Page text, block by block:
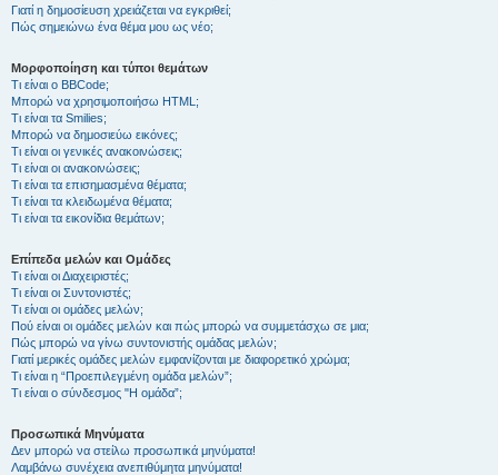
Γιατί η δημοσίευση χρειάζεται να εγκριθεί;
Πώς σημειώνω ένα θέμα μου ως νέο;
Μορφοποίηση και τύποι θεμάτων
Τι είναι ο BBCode;
Μπορώ να χρησιμοποιήσω HTML;
Τι είναι τα Smilies;
Μπορώ να δημοσιεύω εικόνες;
Τι είναι οι γενικές ανακοινώσεις;
Τι είναι οι ανακοινώσεις;
Τι είναι τα επισημασμένα θέματα;
Τι είναι τα κλειδωμένα θέματα;
Τι είναι τα εικονίδια θεμάτων;
Επίπεδα μελών και Ομάδες
Τι είναι οι Διαχειριστές;
Τι είναι οι Συντονιστές;
Τι είναι οι ομάδες μελών;
Πού είναι οι ομάδες μελών και πώς μπορώ να συμμετάσχω σε μια;
Πώς μπορώ να γίνω συντονιστής ομάδας μελών;
Γιατί μερικές ομάδες μελών εμφανίζονται με διαφορετικό χρώμα;
Τι είναι η “Προεπιλεγμένη ομάδα μελών”;
Τι είναι ο σύνδεσμος "Η ομάδα”;
Προσωπικά Μηνύματα
Δεν μπορώ να στείλω προσωπικά μηνύματα!
Λαμβάνω συνέχεια ανεπιθύμητα μηνύματα!